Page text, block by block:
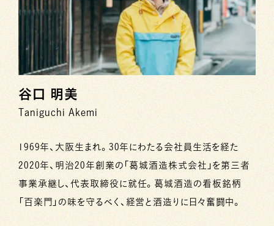
谷口 明美
Taniguchi Akemi
1969年、大阪生まれ。30年にわたる会社員生活を経た
2020年、明治20年創業の「葛城酒造株式会社」を第三者
事業承継し、代表取締役に就任。葛城酒造の看板銘柄
「百楽門」の味を守るべく、経営と酒造りに日々奮闘中。